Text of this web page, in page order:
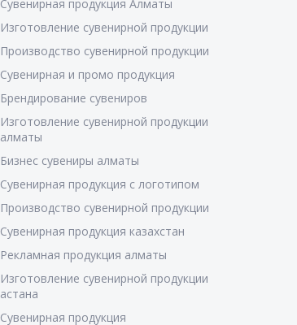
Сувенирная продукция Алматы
Изготовление сувенирной продукции
Производство сувенирной продукции
Сувенирная и промо продукция
Брендирование сувениров
Изготовление сувенирной продукции
алматы
Бизнес сувениры алматы
Сувенирная продукция с логотипом
Производство сувенирной продукции
Сувенирная продукция казахстан
Рекламная продукция алматы
Изготовление сувенирной продукции
астана
Сувенирная продукция